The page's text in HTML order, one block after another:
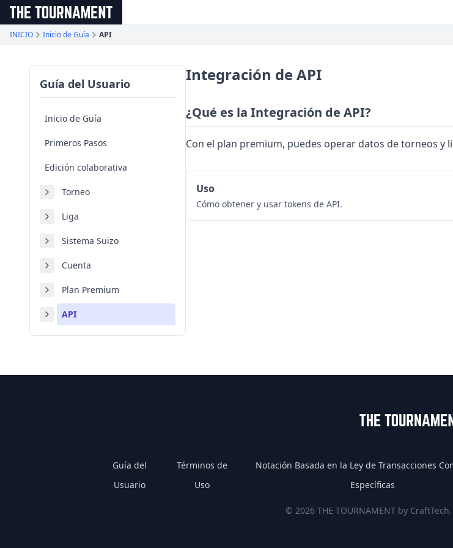
メインコンテンツへスキップ
INICIO Inicio de Guía API
Guía del Usuario
Inicio de Guía
Primeros Pasos
Edición colaborativa
Torneo
Liga
Sistema Suizo
Cuenta
Plan Premium
API
Integración de API
¿Qué es la Integración de API?
Con el plan premium, puedes operar datos de torneos y
Uso
Cómo obtener y usar tokens de API.
Guía del
Usuario
Términos de
Uso
Notación Basada en la Ley de Transacciones
Específicas
© 2026 THE TOURNAMENT by